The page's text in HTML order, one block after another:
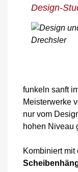
Design-
funkeln sanft
Meisterwerke
nur vom
hohen Niveau
Kombiniert mit